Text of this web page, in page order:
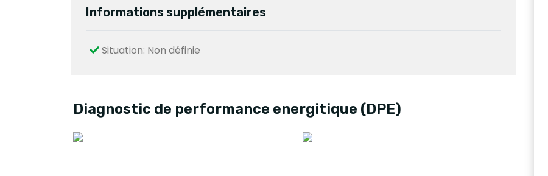
Informations supplémentaires
Situation: Non définie
Diagnostic de performance energitique (DPE)